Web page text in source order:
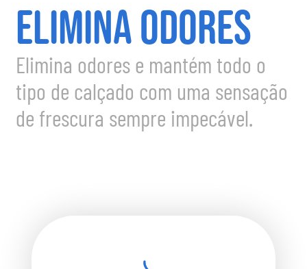
ELIMINA ODORES
Elimina odores e mantém todo o
tipo de calçado com uma sensação
de frescura sempre impecável.